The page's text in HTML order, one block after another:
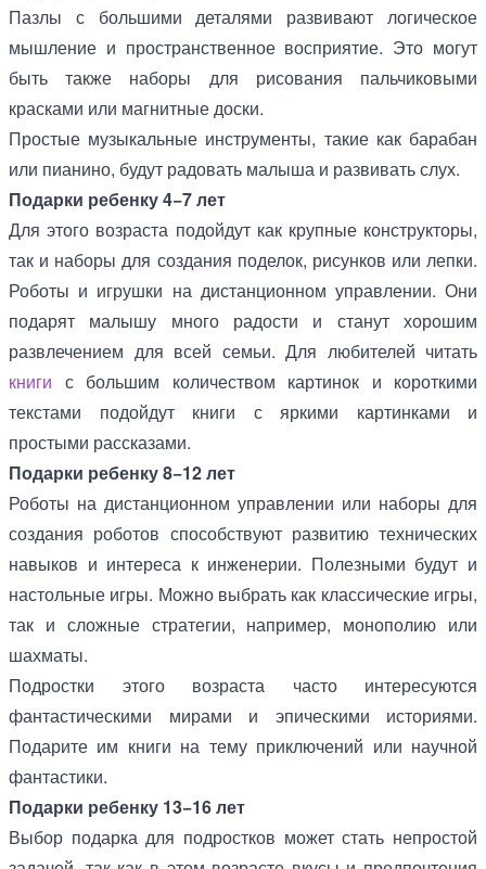
Пазлы с большими деталями развивают логическое
мышление и пространственное восприятие. Это могут
быть также наборы для рисования пальчиковыми
красками или магнитные доски.
Простые музыкальные инструменты, такие как барабан
или пианино, будут радовать малыша и развивать слух.
Подарки ребенку 4−7 лет
Для этого возраста подойдут как крупные конструкторы,
так и наборы для создания поделок, рисунков или лепки.
Роботы и игрушки на дистанционном управлении. Они
подарят малышу много радости и станут хорошим
развлечением для всей семьи. Для любителей читать
книги с большим количеством картинок и короткими
текстами подойдут книги с яркими картинками и
простыми рассказами.
Подарки ребенку 8−12 лет
Роботы на дистанционном управлении или наборы для
создания роботов способствуют развитию технических
навыков и интереса к инженерии. Полезными будут и
настольные игры. Можно выбрать как классические игры,
так и сложные стратегии, например, монополию или
шахматы.
Подростки этого возраста часто интересуются
фантастическими мирами и эпическими историями.
Подарите им книги на тему приключений или научной
фантастики.
Подарки ребенку 13−16 лет
Выбор подарка для подростков может стать непростой